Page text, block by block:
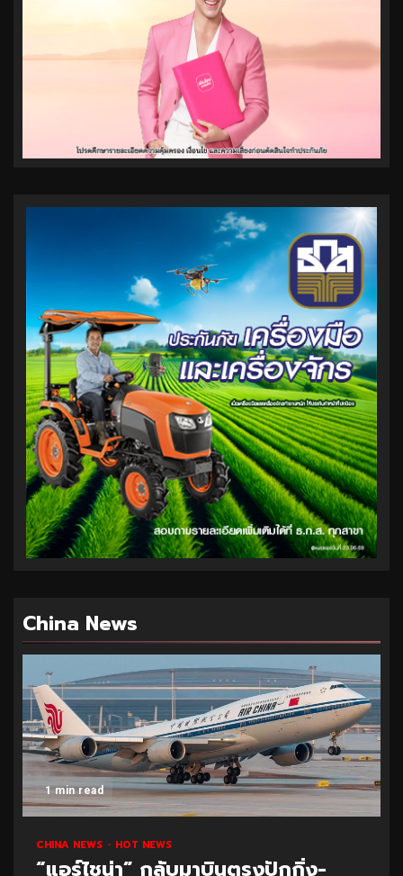
China News
1 min read
CHINA NEWS HOT NEWS
“แอร์ไชน่า” กลับมาบินตรงปักกิ่ง-